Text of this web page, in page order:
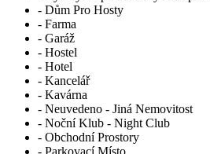
- Dům Pro Hosty
- Farma
- Garáž
- Hostel
- Hotel
- Kancelář
- Kavárna
- Neuvedeno - Jiná Nemovitost
- Noční Klub - Night Club
- Obchodní Prostory